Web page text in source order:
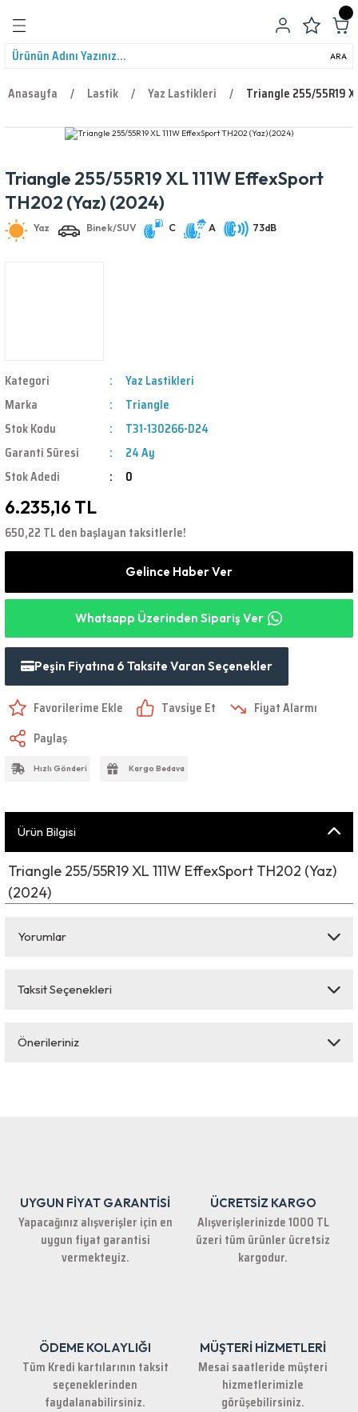
ARA
Anasayfa Lastik Yaz Lastikleri Triangle 255/55R19
Triangle 255/55R19 XL 111W EffexSport
TH202 (Yaz) (2024)
Kategori
Yaz Lastikleri
Marka
Triangle
Stok Kodu
T31-130266-D24
Garanti Süresi
24 Ay
Stok Adedi
0
6.235,16 TL
650,22 TL den başlayan taksitlerle!
Gelince Haber Ver
Whatsapp Üzerinden Sipariş Ver
Peşin Fiyatına 6 Taksite Varan Seçenekler
Tavsiye Et
Fiyat Alarmı
Paylaş
Hızlı Gönderi Kargo Bedava
Ürün Bilgisi
Triangle 255/55R19 XL 111W EffexSport TH202 (Yaz)
(2024)
Yorumlar
Bu ürüne ilk yorumu siz yapın!
Taksit Seçenekleri
Önerileriniz
Ürün bilgilerinde hatalar bulunuyor.
Ürün fiyatı diğer sitelerden daha pahalı.
Bu ürüne benzer farklı alternatifler olmalı.
UYGUN FİYAT GARANTİSİ
Yapacağınız alışverişler için en
uygun fiyat garantisi
vermekteyiz.
ÜCRETSİZ KARGO
Alışverişlerinizde 1000 TL
üzeri tüm ürünler ücretsiz
kargodur.
ÖDEME KOLAYLIĞI
Tüm Kredi kartılarının taksit
seçeneklerinden
faydalanabilirsiniz.
MÜŞTERİ HİZMETLERİ
Mesai saatleride müşteri
hizmetlerimizle
görüşebilirsiniz.